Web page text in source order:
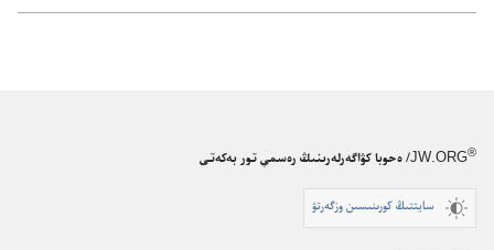
JW.ORG® / ەحوبا كۋاگەرلەرىنىڭ رەسمي تور بەكەتى
سايتتىڭ كورىنىسىن وزگەرتۋ